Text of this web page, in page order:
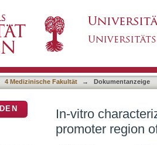
population
4 Medizinische Fakultät → Dokumentanzeige
In-vitro
promoter region